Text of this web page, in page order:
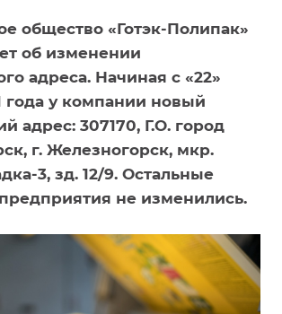
общество «Готэк-Полипак»
об изменении
адреса. Начиная с «22»
года у компании новый
адрес: 307170, Г.О. город
г. Железногорск, мкр.
3, зд. 12/9. Остальные
не изменились.